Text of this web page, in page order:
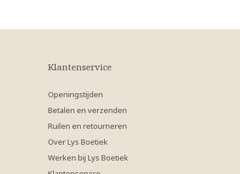
Klantenservice
Openingstijden
Betalen en verzenden
Ruilen en retourneren
Over Lys Boetiek
Werken bij Lys Boetiek